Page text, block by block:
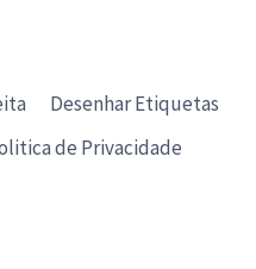
Desenhar Etiquetas
de Privacidade